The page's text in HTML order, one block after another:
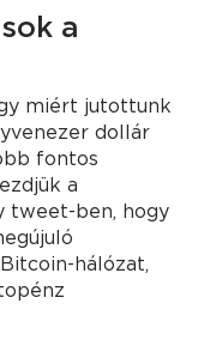
a
miért jutottunk
dollár
fontos
a
tweet-ben, hogy
hálózat,